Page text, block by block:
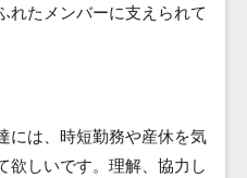
れたメンバーに支えられて
には、時短勤務や産休を気
欲しいです。理解、協力し